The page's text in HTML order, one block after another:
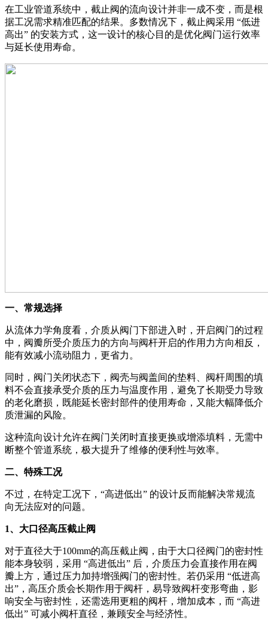
在工业管道系统中，截止阀的流向设计并非一成不变，而是根
据工况需求精准匹配的结果。多数情况下，截止阀采用 “低进
高出” 的安装方式，这一设计的核心目的是优化阀门运行效率
与延长使用寿命。
一、常规选择
从流体力学角度看，介质从阀门下部进入时，开启阀门的过程
中，阀瓣所受介质压力的方向与阀杆开启的作用力方向相反，
能有效减小流动阻力，更省力。
同时，阀门关闭状态下，阀壳与阀盖间的垫料、阀杆周围的填
料不会直接承受介质的压力与温度作用，避免了长期受力导致
的老化磨损，既能延长密封部件的使用寿命，又能大幅降低介
质泄漏的风险。
这种流向设计允许在阀门关闭时直接更换或增添填料，无需中
断整个管道系统，极大提升了维修的便利性与效率。
二、特殊工况
不过，在特定工况下，“高进低出” 的设计反而能解决常规流
向无法应对的问题。
1、大口径高压截止阀
对于直径大于100mm的高压截止阀，由于大口径阀门的密封性
能本身较弱，采用 “高进低出” 后，介质压力会直接作用在阀
瓣上方，通过压力加持增强阀门的密封性。若仍采用 “低进高
出”，高压介质会长期作用于阀杆，易导致阀杆变形弯曲，影
响安全与密封性，还需选用更粗的阀杆，增加成本，而 “高进
低出” 可减小阀杆直径，兼顾安全与经济性。